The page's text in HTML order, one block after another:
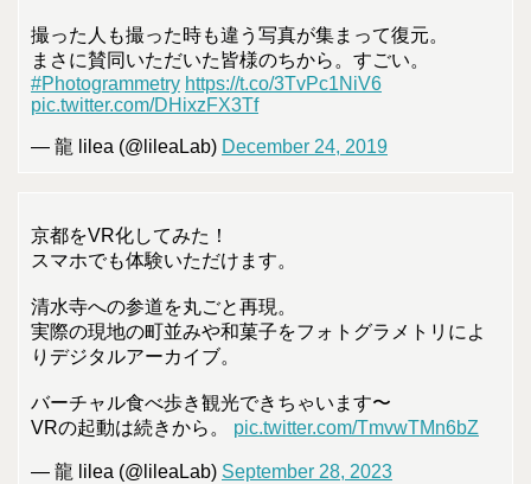
撮った人も撮った時も違う写真が集まって復元。
まさに賛同いただいた皆様のちから。すごい。
#Photogrammetry https://t.co/3TvPc1NiV6
pic.twitter.com/DHixzFX3Tf
— 龍 lilea (@lileaLab) December 24, 2019
京都をVR化してみた！
スマホでも体験いただけます。
清水寺への参道を丸ごと再現。
実際の現地の町並みや和菓子をフォトグラメトリによ
りデジタルアーカイブ。
バーチャル食べ歩き観光できちゃいます〜
VRの起動は続きから。 pic.twitter.com/TmvwTMn6bZ
— 龍 lilea (@lileaLab) September 28, 2023